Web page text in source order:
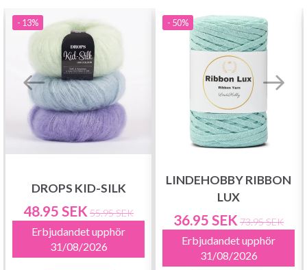
- 13%
DROPS KID-SILK
48.95 SEK 55.95 SEK
Erbjudandet upphör
31/08/2026
- 50%
LINDEHOBBY RIBBON
LUX
36.95 SEK 73.95 SEK
Erbjudandet upphör
31/08/2026
Nej tack